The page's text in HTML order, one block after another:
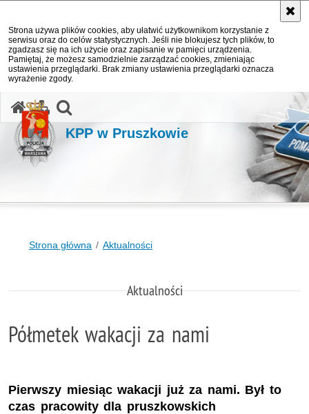
Strona używa plików cookies, aby ułatwić użytkownikom korzystanie z
serwisu oraz do celów statystycznych. Jeśli nie blokujesz tych plików, to
zgadzasz się na ich użycie oraz zapisanie w pamięci urządzenia.
Pamiętaj, że możesz samodzielnie zarządzać cookies, zmieniając
ustawienia przeglądarki. Brak zmiany ustawienia przeglądarki oznacza
wyrażenie zgody.
KPP w Pruszkowie
Strona główna Aktualności
Aktualności
Półmetek wakacji za nami
Pierwszy miesiąc wakacji już za nami. Był to
czas pracowity dla pruszkowskich